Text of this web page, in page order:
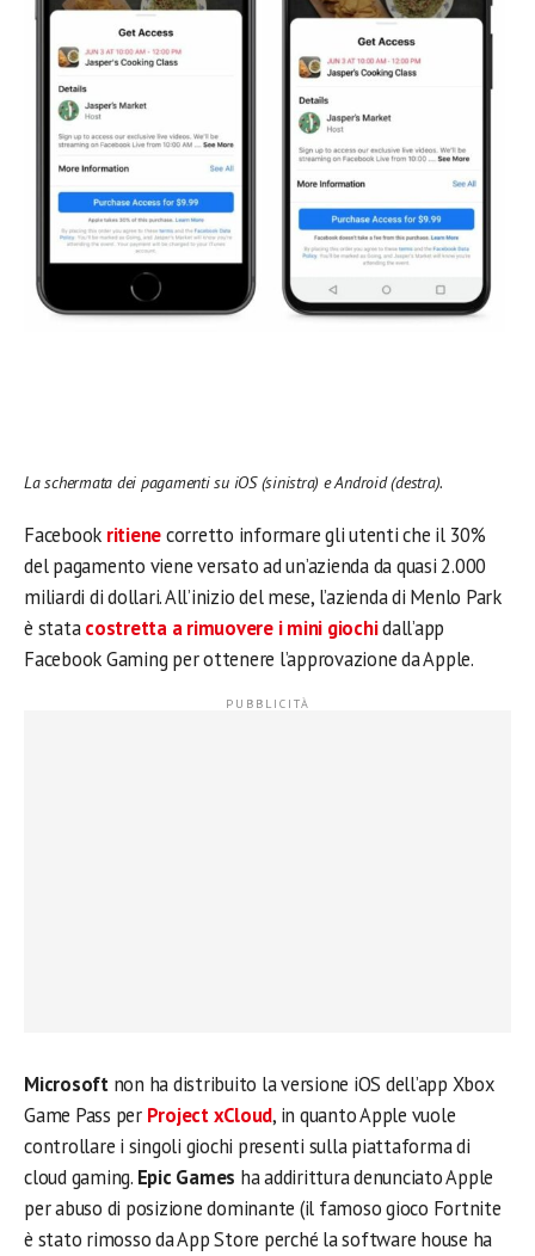
La schermata dei pagamenti su iOS (sinistra) e Android (destra).
Facebook ritienecorretto informare gli utenti che il 30%
del pagamento viene versato ad un’azienda da quasi 2.000
miliardi di dollari. All’inizio del mese, l’azienda di Menlo Park
è statacostretta a rimuovere i mini giochidall’app
Facebook Gaming per ottenere l’approvazione da Apple.
Microsoftnon ha distribuito la versione iOS dell’app Xbox
Game Pass per Project xCloud, in quanto Apple vuole
controllare i singoli giochi presenti sulla piattaforma di
cloud gaming. Epic Games ha addirittura denunciato Apple
per abuso di posizione dominante (il famoso gioco Fortnite
è stato rimosso da App Store perché la software house ha